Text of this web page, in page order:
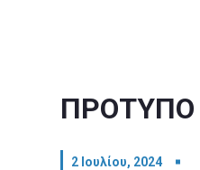
ΠΡΟΤΥΠΟ
2 Ιουλίου, 2024